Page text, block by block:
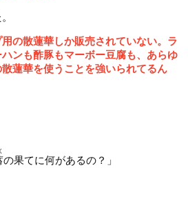
用の散蓮華しか販売されていない。ラ
ンも酢豚もマーボー豆腐も、あらゆ
蓮華を使うことを強いられてるん
の果てに何があるの？」